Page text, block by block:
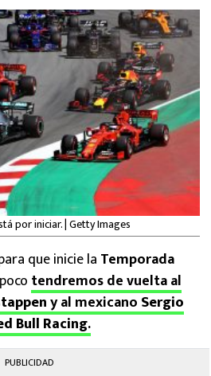
por iniciar. | Getty Images
que inicie la Temporada
tendremos de vuelta al
y al mexicano Sergio
Bull Racing.
PUBLICIDAD